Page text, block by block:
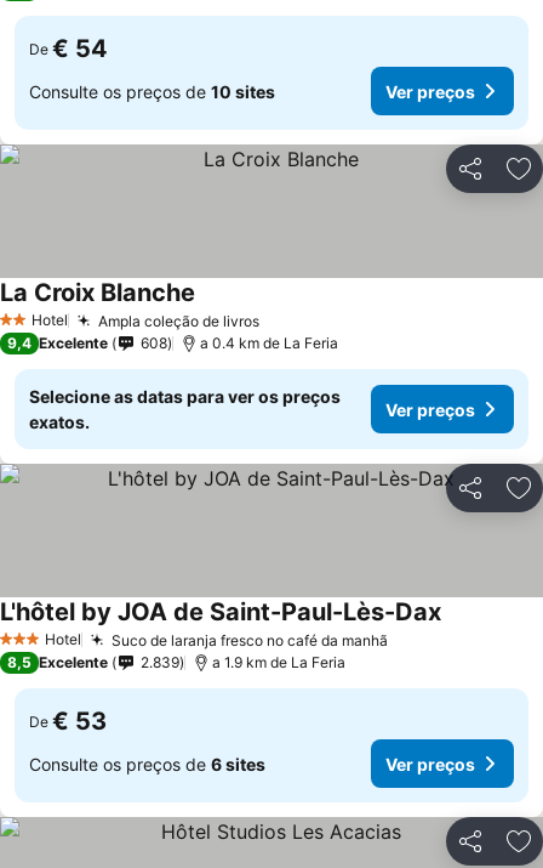
De € 54
Consulte os preços de 10 sites Ver preços
Partilhar
2 Estrelas
Hotel Ampla coleção de livros
La Croix Blanche
9,4 Excelente 608 a 0.4 km de La Feria
Selecione as datas para ver os preços
exatos.
Ver preços
Partilhar
3 EstrelasHotel Suco de laranja fresco no café da manhã
L'hôtel by JOA de Saint-Paul-Lès-Dax
8,5 Excelente 2.839 a 1.9 km de La Feria
De € 53
Consulte os preços de 6 sites Ver preços
Partilhar